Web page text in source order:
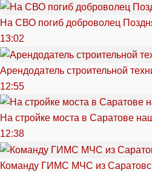
На СВО погиб доброволец
13:02
Арендодатель строительной
12:55
На стройке моста в Саратове
12:38
Команду ГИМС МЧС из